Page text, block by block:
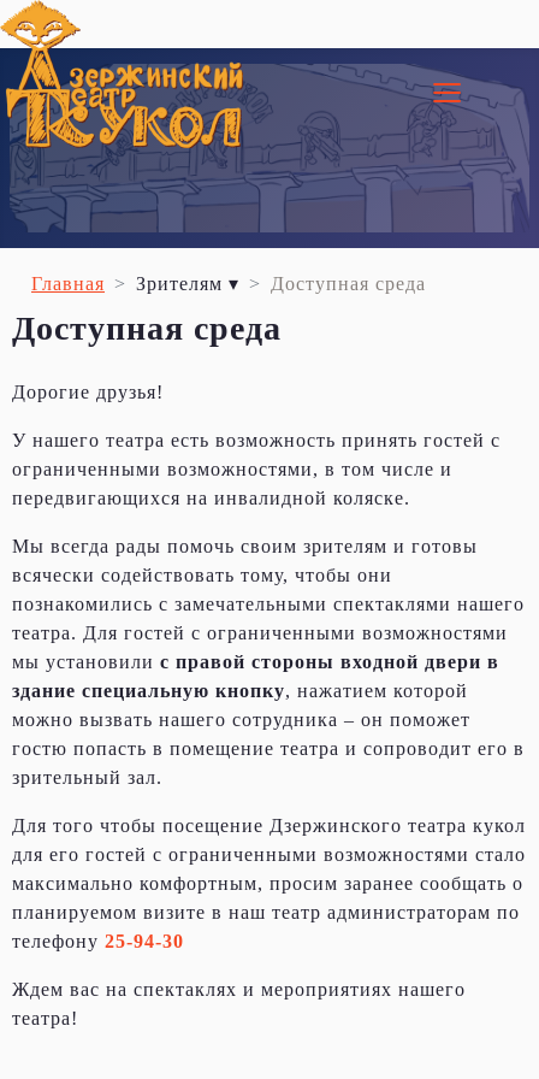
Главная Зрителям ▾ Доступная среда
Доступная среда
Дорогие друзья!
У нашего театра есть возможность принять гостей с
ограниченными возможностями, в том числе и
передвигающихся на инвалидной коляске.
Мы всегда рады помочь своим зрителям и готовы
всячески содействовать тому, чтобы они
познакомились с замечательными спектаклями нашего
театра. Для гостей с ограниченными возможностями
мы установили с правой стороны входной двери в
здание специальную кнопку, нажатием которой
можно вызвать нашего сотрудника – он поможет
гостю попасть в помещение театра и сопроводит его в
зрительный зал.
Для того чтобы посещение Дзержинского театра кукол
для его гостей с ограниченными возможностями стало
максимально комфортным, просим заранее сообщать о
планируемом визите в наш театр администраторам по
телефону 25-94-30
Ждем вас на спектаклях и мероприятиях нашего
театра!
≡